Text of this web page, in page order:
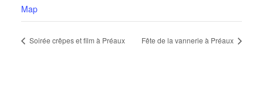
Map
Soirée crêpes et film à Préaux Fête de la vannerie à Préaux